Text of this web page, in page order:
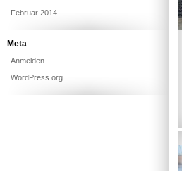
Februar 2014
Meta
Anmelden
WordPress.org